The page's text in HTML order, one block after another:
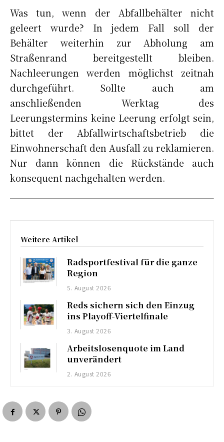
Was tun, wenn der Abfallbehälter nicht
geleert wurde? In jedem Fall soll der
Behälter weiterhin zur Abholung am
Straßenrand bereitgestellt bleiben.
Nachleerungen werden möglichst zeitnah
durchgeführt. Sollte auch am
anschließenden Werktag des
Leerungstermins keine Leerung erfolgt sein,
bittet der Abfallwirtschaftsbetrieb die
Einwohnerschaft den Ausfall zu reklamieren.
Nur dann können die Rückstände auch
konsequent nachgehalten werden.
Weitere Artikel
Radsportfestival für die ganze
Region
5. August 2026
Reds sichern sich den Einzug
ins Playoff-Viertelfinale
3. August 2026
Arbeitslosenquote im Land
unverändert
2. August 2026